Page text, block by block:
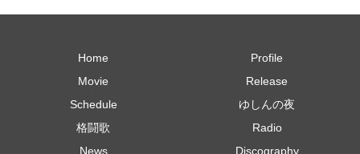
Home
Profile
Movie
Release
Schedule
ゆしんの夜
格闘歌
Radio
News
Discography